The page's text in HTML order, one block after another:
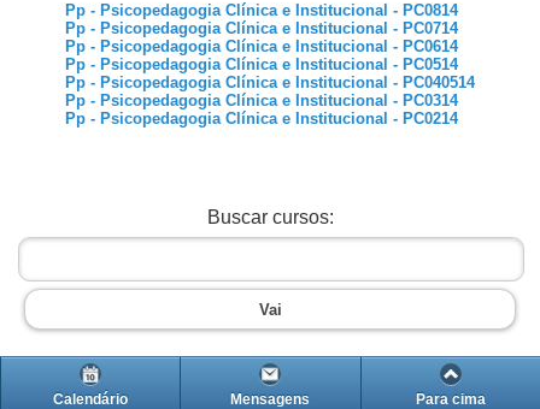
Pp - Psicopedagogia Clínica e Institucional - PC0814
Pp - Psicopedagogia Clínica e Institucional - PC0714
Pp - Psicopedagogia Clínica e Institucional - PC0614
Pp - Psicopedagogia Clínica e Institucional - PC0514
Pp - Psicopedagogia Clínica e Institucional - PC040514
Pp - Psicopedagogia Clínica e Institucional - PC0314
Pp - Psicopedagogia Clínica e Institucional - PC0214
Buscar cursos:
Vai
Calendário Mensagens Para cima